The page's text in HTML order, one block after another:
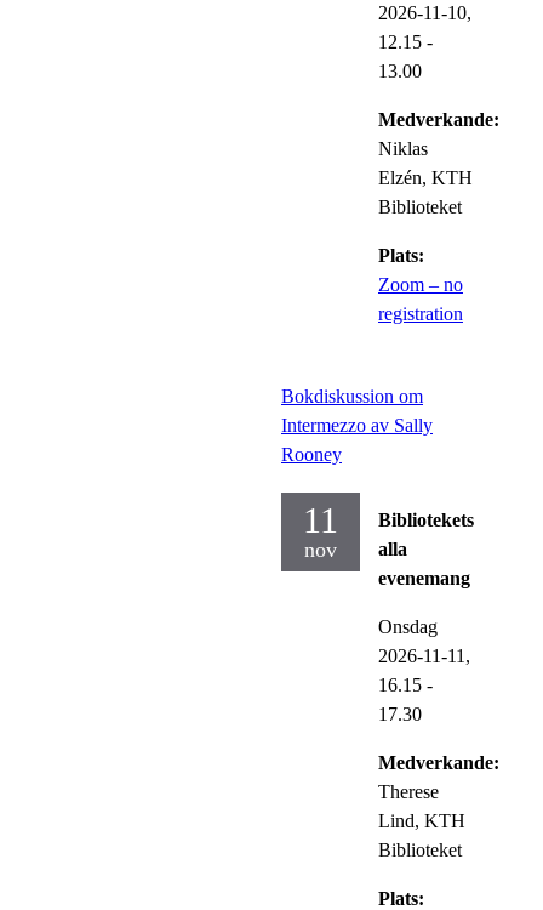
2026-11-10,
12.15 -
13.00
Medverkande:
Niklas
Elzén, KTH
Biblioteket
Plats:
Zoom – no
registration
Bokdiskussion om
Intermezzo av Sally
Rooney
11
nov
Bibliotekets
alla
evenemang
Onsdag
2026-11-11,
16.15 -
17.30
Medverkande:
Therese
Lind, KTH
Biblioteket
Plats: